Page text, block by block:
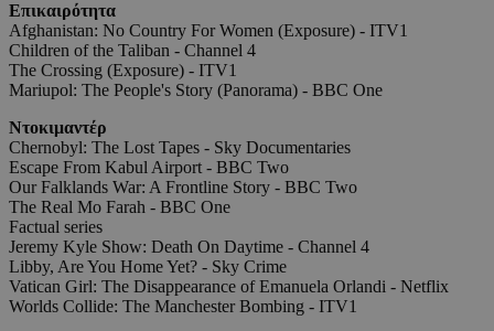
Επικαιρότητα
Afghanistan: No Country For Women (Exposure) - ITV1
Children of the Taliban - Channel 4
The Crossing (Exposure) - ITV1
Mariupol: The People's Story (Panorama) - BBC One
Ντοκιμαντέρ
Chernobyl: The Lost Tapes - Sky Documentaries
Escape From Kabul Airport - BBC Two
Our Falklands War: A Frontline Story - BBC Two
The Real Mo Farah - BBC One
Factual series
Jeremy Kyle Show: Death On Daytime - Channel 4
Libby, Are You Home Yet? - Sky Crime
Vatican Girl: The Disappearance of Emanuela Orlandi - Netflix
Worlds Collide: The Manchester Bombing - ITV1